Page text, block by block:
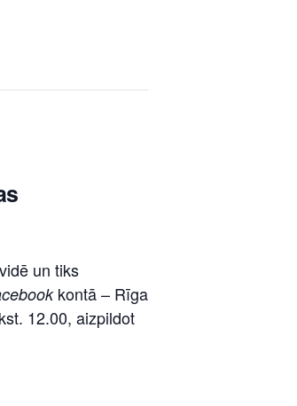
vidē un tiks
kontā – Rīga
12.00, aizpildot